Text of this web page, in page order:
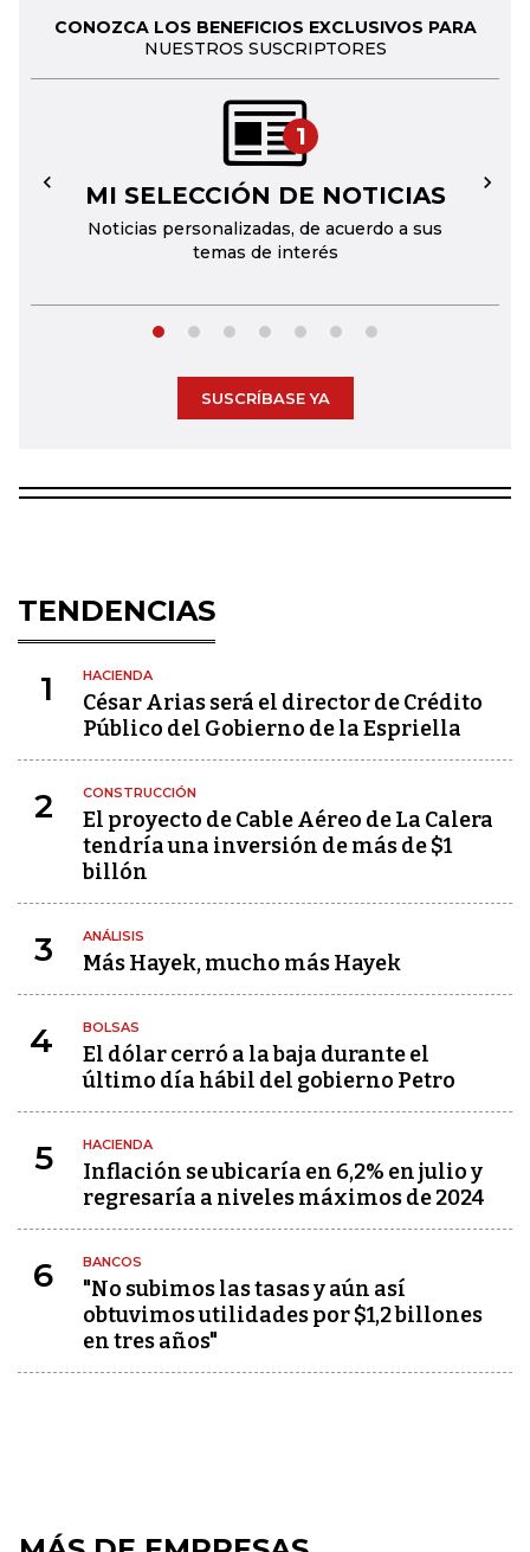
CONOZCA LOS BENEFICIOS EXCLUSIVOS PARA
NUESTROS SUSCRIPTORES
1
MI SELECCIÓN DE NOTICIAS
Noticias personalizadas, de acuerdo a sus
temas de interés
← →
SUSCRÍBASE YA
TENDENCIAS
1 HACIENDA
César Arias será el director de Crédito
Público del Gobierno de la Espriella
2 CONSTRUCCIÓN
El proyecto de Cable Aéreo de La Calera
tendría una inversión de más de $1
billón
3 ANÁLISIS
Más Hayek, mucho más Hayek
4 BOLSAS
El dólar cerró a la baja durante el
último día hábil del gobierno Petro
5 HACIENDA
Inflación se ubicaría en 6,2% en julio y
regresaría a niveles máximos de 2024
6 BANCOS
"No subimos las tasas y aún así
obtuvimos utilidades por $1,2 billones
en tres años"